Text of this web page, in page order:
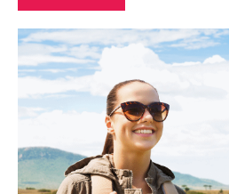
ADV
Blog
Fashion
Kleding
Lifestyle